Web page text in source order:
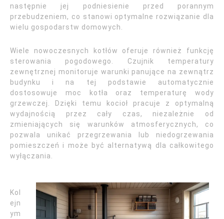
następnie jej podniesienie przed porannym
przebudzeniem, co stanowi optymalne rozwiązanie dla
wielu gospodarstw domowych.
Wiele nowoczesnych kotłów oferuje również funkcję
sterowania pogodowego. Czujnik temperatury
zewnętrznej monitoruje warunki panujące na zewnątrz
budynku i na tej podstawie automatycznie
dostosowuje moc kotła oraz temperaturę wody
grzewczej. Dzięki temu kocioł pracuje z optymalną
wydajnością przez cały czas, niezależnie od
zmieniających się warunków atmosferycznych, co
pozwala unikać przegrzewania lub niedogrzewania
pomieszczeń i może być alternatywą dla całkowitego
wyłączania.
Kol
ejn
ym